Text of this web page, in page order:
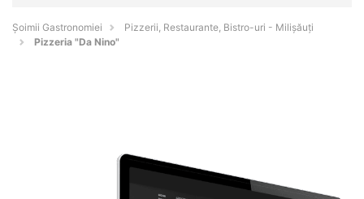
Șoimii Gastronomiei
Pizzerii, Restaurante, Bistro-uri - Milişăuţi
Pizzeria "Da Nino"